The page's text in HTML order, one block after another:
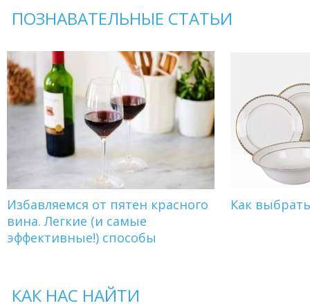
ПОЗНАВАТЕЛЬНЫЕ СТАТЬИ
Избавляемся от пятен красного
вина. Легкие (и самые
эффективные!) способы
Как
КАК НАС НАЙТИ